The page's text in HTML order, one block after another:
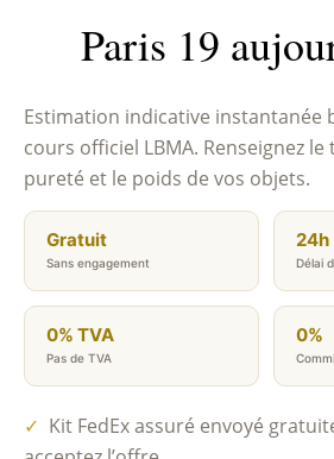
Paris 19
Estimation indicative instantanée
cours officiel LBMA. Renseignez le
pureté et le poids de vos objets.
Gratuit
Sans engagement
24h
Délai
0% TVA
Pas de TVA
0%
✓ Kit FedEx assuré envoyé